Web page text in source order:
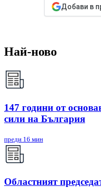
Добави в
Най-ново
147 години от
сили на България
преди 16 мин
Областният